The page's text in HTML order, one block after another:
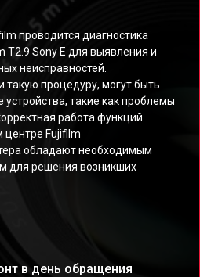
проводится диагностика
T2.9 Sony E для выявления и
неисправностей.
процедуру, могут быть
устройства, такие как проблемы
работа функций.
Fujifilm
обладают необходимым
для решения возникших
в день обращения